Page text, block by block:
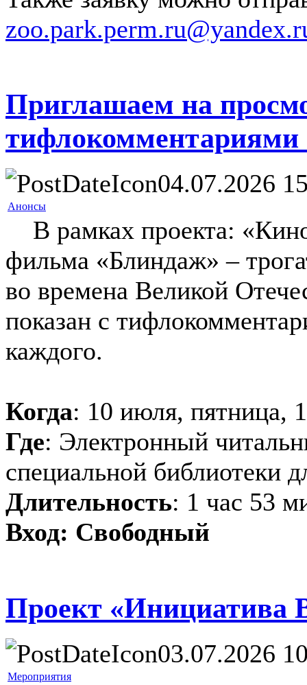
Приглашаем на
04.07.2026
Анонсы
В рамках проекта:
фильма «Блиндаж» –
во времена Великой
показан с
каждого.
Когда: 10 июля, пятница,
Где: Электронный
специальной библиотеки
Длительность: 1 час 53
Вход: Свободный
Проект
03.07.2026
Мероприятия